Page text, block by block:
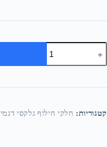
קטגוריות: חלקי חילוף גלקסי דגמי S